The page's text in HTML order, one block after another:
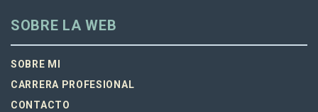
SOBRE LA WEB
SOBRE MI
CARRERA PROFESIONAL
CONTACTO